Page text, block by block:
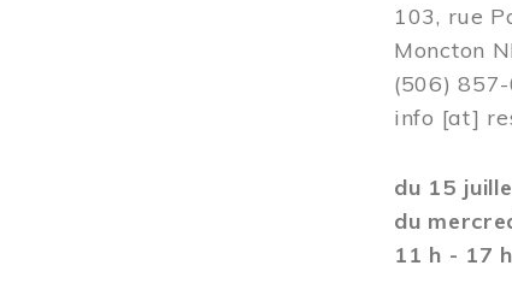
103, rue
Moncton
(506)
info [at]
du 15
du
11 h - 17 h